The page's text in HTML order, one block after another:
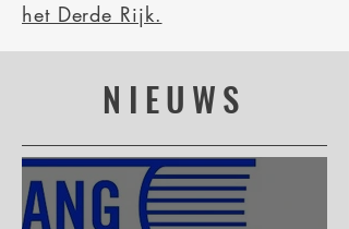
het Derde Rijk.
NIEUWS